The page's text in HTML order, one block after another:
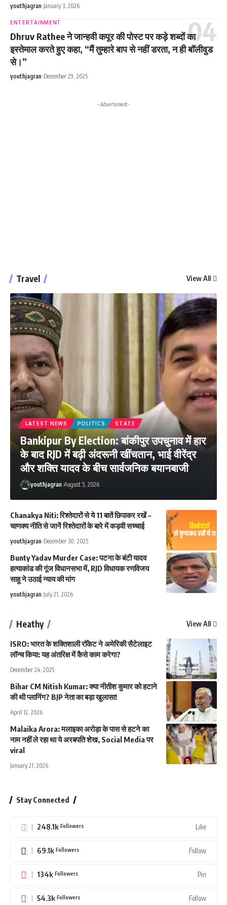
youthjagran January 3, 2026
ENTERTAINMENT
Dhruv Rathee ने जान्हवी कपूर की पोस्ट पर कड़े शब्दों का
इस्तेमाल करते हुए कहा, “मैं तुम्हारे बाप से नहीं डरता, न ही बॉलीवुड
से।”
youthjagran December 29, 2025
- Advertisment -
Travel View All
LATEST NEWS POLITICS STATE
Bankipur By Election: बांकीपुर उपचुनाव में हार
के बाद RJD में बढ़ी अंदरूनी खींचतान, भाई वीरेंद्र
और शक्ति यादव के बीच सार्वजनिक बयानबाजी
youthjagran August 5, 2026
Chanakya Niti: रिश्तेदारों से ये 11 बातें छिपाकर रखें –
चाणक्य नीति से जानें रिश्तेदारों के बारे में कड़वी सच्चाई
youthjagran December 30, 2025
Bunty Yadav Murder Case: पटना के बंटी यादव
हत्याकांड की गूंज विधानसभा में, RJD विधायक रणविजय
साहू ने उठाई न्याय की मांग
youthjagran July 21, 2026
Heathy View All
ISRO: भारत के शक्तिशाली रॉकेट ने अमेरिकी सैटेलाइट
लॉन्च किया: यह अंतरिक्ष में कैसे काम करेगा?
December 24, 2025
Bihar CM Nitish Kumar: क्या नीतीश कुमार को हटाने
की थी प्लानिंग? BJP नेता का बड़ा खुलासा!
April 12, 2026
Malaika Arora: मलाइका अरोड़ा के पास से हटने का
नाम नहीं ले रहा था ये अरबपति शेख, Social Media पर
viral
January 21, 2026
Stay Connected
248.1k Followers Like
69.1k Followers Follow
134k Followers Pin
54.3k Followers Follow